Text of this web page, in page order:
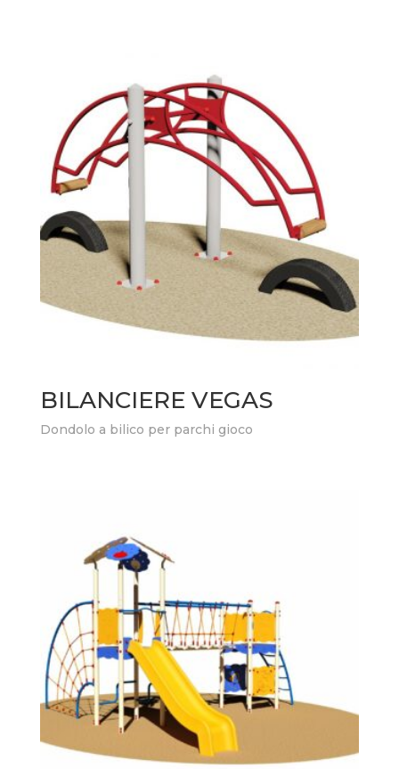
BILANCIERE VEGAS
Dondolo a bilico per parchi gioco